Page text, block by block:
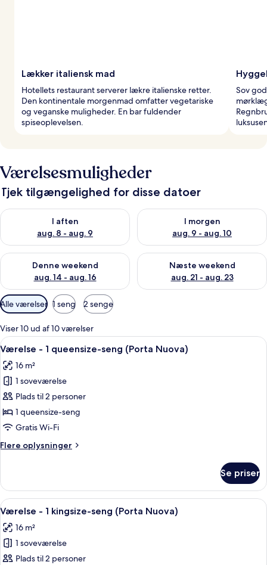
Lækker italiensk mad
Hotellets restaurant serverer lækre italienske retter.
Den kontinentale morgenmad omfatter vegetariske
og veganske muligheder. En bar fuldender
spiseoplevelsen.
Sov
Værelsesmuligheder
Tjek tilgængelighed for disse datoer
I aften
aug. 8 - aug. 9
Tjek tilgængelighed for i aften aug. 8 - aug. 9
I morgen
aug. 9 - aug. 10
Tjek tilgængelighed for i
Denne weekend
aug. 14 - aug. 16
Tjek tilgængelighed for denne weekend aug. 14 - aug. 16
Næste weekend
aug. 21 - aug. 23
Tjek tilgængelighed for næste
Tilgængelige
filtre
for
værelser
Alle værelser 1 seng 2 senge
Viser 10 ud af 10 værelser
Indlæs
alle
billeder
af
Værelse
-
1
seng
Et hotelværelse med en stor seng,
9
Værelse - 1 queensize-seng (Porta Nuova)
16 m²
1 soveværelse
Plads til 2 personer
1 queensize-seng
Gratis Wi-Fi
Flere oplysninger
Flere
-
queensize-
(Porta
Nuova)
Se priser
Indlæs
alle
billeder
af
Værelse
Et hotelværelse med en stor seng,
8
Værelse - 1 kingsize-seng (Porta Nuova)
16 m²
1 soveværelse
Plads til 2 personer